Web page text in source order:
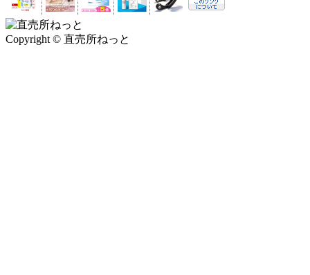
Copyright © 直売所ねっと